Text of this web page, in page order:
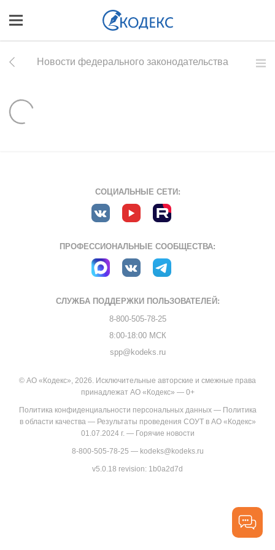
Новости федерального законодательства
СОЦИАЛЬНЫЕ СЕТИ:
ПРОФЕССИОНАЛЬНЫЕ СООБЩЕСТВА:
СЛУЖБА ПОДДЕРЖКИ ПОЛЬЗОВАТЕЛЕЙ:
8-800-505-78-25
8:00-18:00 МСК
spp@kodeks.ru
© АО «Кодекс», 2026. Исключительные авторские и смежные права
принадлежат АО «Кодекс» — 0+
Политика конфиденциальности персональных данных— Политика
в области качества— Результаты проведения СОУТ в АО «Кодекс»
01.07.2024 г.— Горячие новости
8-800-505-78-25 — kodeks@kodeks.ru
v5.0.18 revision: 1b0a2d7d